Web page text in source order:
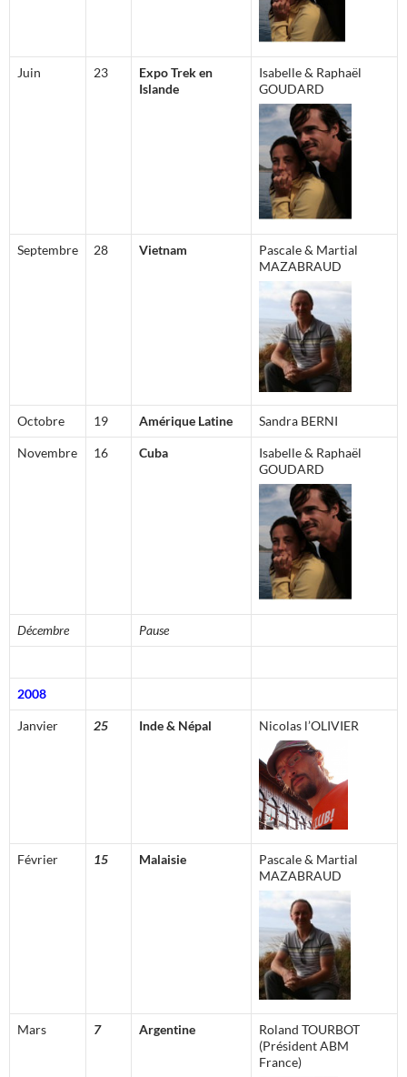
Juin 23
Expo Trek en
Islande
Isabelle & Raphaël
GOUDARD
Septembre 28 Vietnam
Pascale & Martial
MAZABRAUD
Octobre 19 Amérique Latine Sandra BERNI
Novembre 16 Cuba
Isabelle & Raphaël
GOUDARD
Décembre Pause
2008
Janvier 25 Inde & Népal Nicolas l’OLIVIER
Février 15 Malaisie
Pascale & Martial
MAZABRAUD
Mars 7 Argentine
Roland TOURBOT
(Président ABM
France)